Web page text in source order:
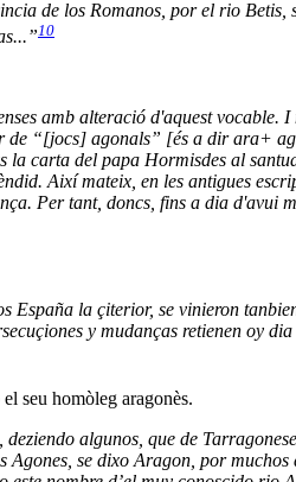
de los Romanos, por el rio Betis,
10
amb alteració d'aquest vocable.
“[jocs] agonals” [és a dir ara+
carta del papa Hormisdes al
Així mateix, en les antigues
Per tant, doncs, fins a dia d'avui
la çiterior, se vinieron
y mudanças retienen oy
seu homòleg aragonès.
algunos, que de
se dixo Aragon, por